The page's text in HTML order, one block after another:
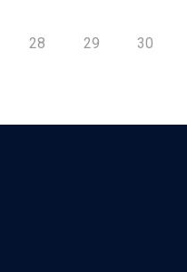
28 29 30